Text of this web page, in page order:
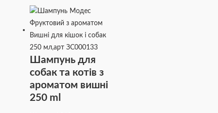
Шампунь для
собак та котів з
ароматом вишні
250 ml